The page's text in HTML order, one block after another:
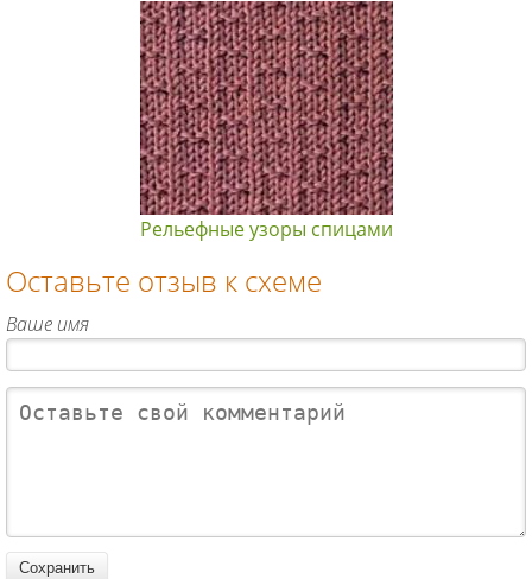
Рельефные узоры спицами
Оставьте отзыв к схеме
Ваше имя